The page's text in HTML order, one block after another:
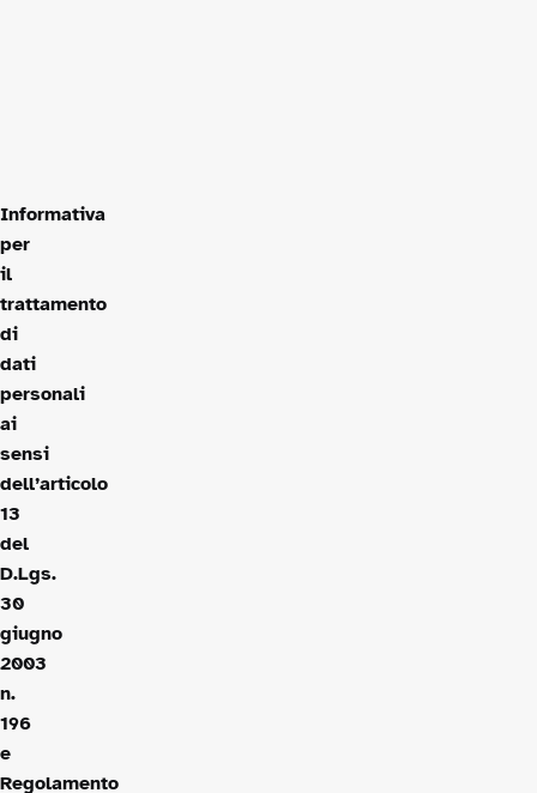
Informativa
per
il
trattamento
di
dati
personali
ai
sensi
dell’articolo
13
del
D.Lgs.
30
giugno
2003
n.
196
e
Regolamento